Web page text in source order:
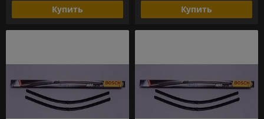
Купить Купить